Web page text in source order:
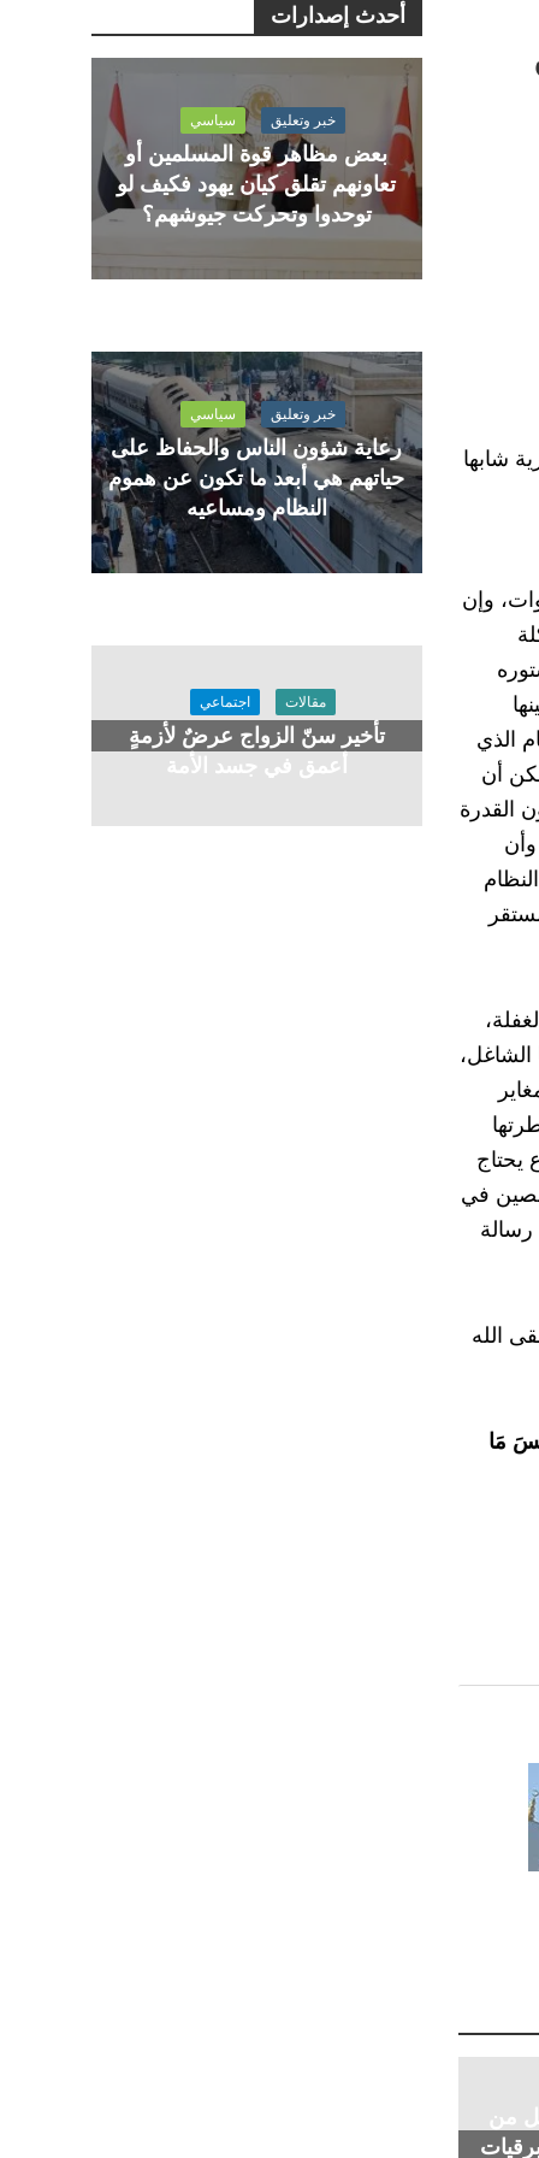
أحدث إصدارات
خبر وتعليق سياسي
بعض مظاهر قوة المسلمين أو
تعاونهم تقلق كيان يهود فكيف لو
توحدوا وتحركت جيوشهم؟
خبر وتعليق سياسي
رعاية شؤون الناس والحفاظ على
حياتهم هي أبعد ما تكون عن هموم
النظام ومساعيه
مقالات اجتماعي
تأخير سنّ الزواج عرضٌ لأزمةٍ
أعمق في جسد الأمة
المصرية شابها
وإن
الذي
أن
القدرة
يحتاج
في
رسالة
الله
مَا
من